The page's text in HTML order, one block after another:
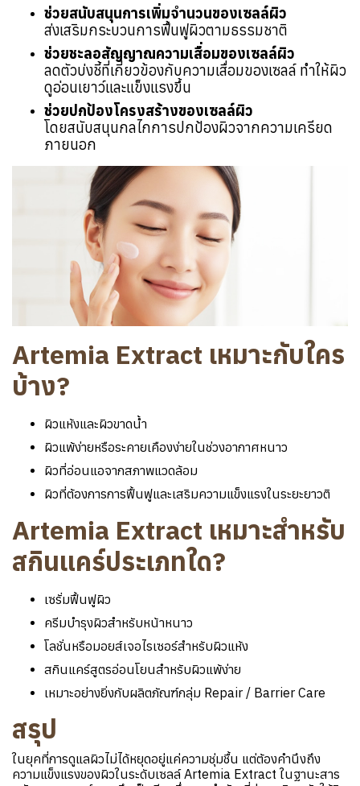
ช่วยสนับสนุนการเพิ่มจำนวนของเซลล์ผิว
ส่งเสริมกระบวนการฟื้นฟูผิวตามธรรมชาติ
ช่วยชะลอสัญญาณความเสื่อมของเซลล์ผิว
ลดตัวบ่งชี้ที่เกี่ยวข้องกับความเสื่อมของเซลล์ ทำให้ผิว
ดูอ่อนเยาว์และแข็งแรงขึ้น
ช่วยปกป้องโครงสร้างของเซลล์ผิว
โดยสนับสนุนกลไกการปกป้องผิวจากความเครียด
ภายนอก
Artemia Extract เหมาะกับใคร
บ้าง?
ผิวแห้งและผิวขาดน้ำ
ผิวแพ้ง่ายหรือระคายเคืองง่ายในช่วงอากาศหนาว
ผิวที่อ่อนแอจากสภาพแวดล้อม
ผิวที่ต้องการการฟื้นฟูและเสริมความแข็งแรงในระยะยาวติ
Artemia Extract เหมาะสำหรับ
สกินแคร์ประเภทใด?
เซรั่มฟื้นฟูผิว
ครีมบำรุงผิวสำหรับหน้าหนาว
โลชั่นหรือมอยส์เจอไรเซอร์สำหรับผิวแห้ง
สกินแคร์สูตรอ่อนโยนสำหรับผิวแพ้ง่าย
เหมาะอย่างยิ่งกับผลิตภัณฑ์กลุ่ม Repair / Barrier Care
สรุป
ในยุคที่การดูแลผิวไม่ได้หยุดอยู่แค่ความชุ่มชื้น แต่ต้องคำนึงถึง
ความแข็งแรงของผิวในระดับเซลล์ Artemia Extract ในฐานะสาร